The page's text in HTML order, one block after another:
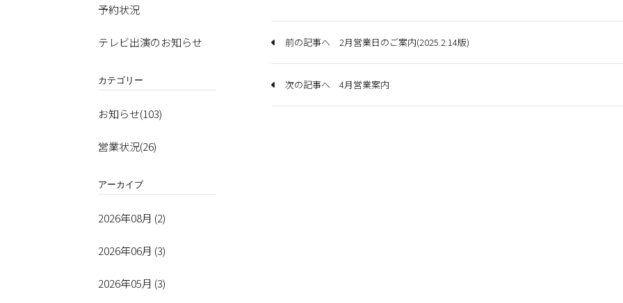
予約状況
テレビ出演のお知らせ
カテゴリー
お知らせ(103)
営業状況(26)
アーカイブ
2026年08月 (2)
2026年06月 (3)
2026年05月 (3)
前の記事へ 2月営業日のご案内(2025.2.14版)
次の記事へ 4月営業案内